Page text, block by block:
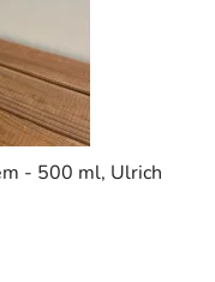
- 500 ml, Ulrich